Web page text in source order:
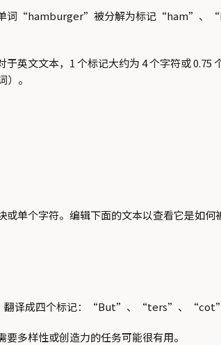
，单词“hamburger”被分解为标记
英文文本，1 个标记大约为 4 个字符或
。
单个字符。编辑下面的文本以查看它是如何
译成四个标记：“But”、“ters”、
多样性或创造力的任务可能很有用。